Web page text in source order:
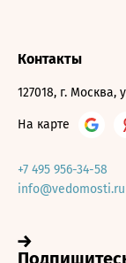
Контакты
127018, г. Москва,
На карте
+7 495 956-34-58
info@vedomosti.ru